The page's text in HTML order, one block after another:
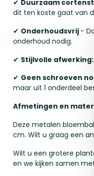
✔ Duurzaam
dit ten koste gaat van
✔ Onderhoudsvrij -
onderhoud nodig.
✔ Stijlvolle afwerking:
✔ Geen schroeven
maar uit 1 onderdeel
Afmetingen en
Deze metalen
cm. Wilt u graag een
Wilt u een grotere
en we kijken samen